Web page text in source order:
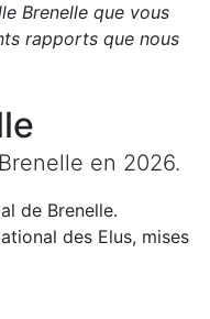
Brenelle que vous
rapports que nous
Brenelle en 2026.
de Brenelle.
des Elus, mises